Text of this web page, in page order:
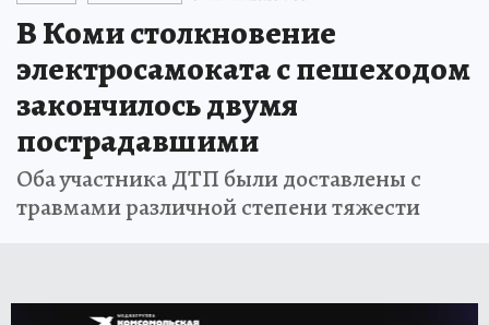
В Коми столкновение
электросамоката с пешеходом
закончилось двумя
пострадавшими
Оба участника ДТП были доставлены с
травмами различной степени тяжести